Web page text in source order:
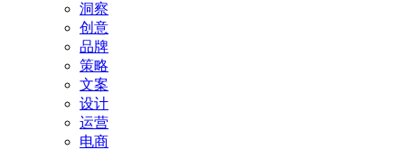
洞察
创意
品牌
策略
文案
设计
运营
电商